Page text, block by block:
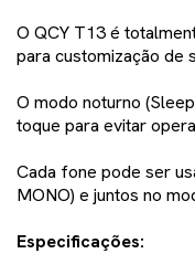
O QCY T13 é
para customização de
O modo noturno
toque para evitar
Cada fone pode ser
MONO) e juntos no
Especificações: